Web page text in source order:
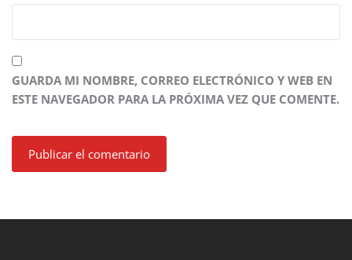
GUARDA MI NOMBRE, CORREO ELECTRÓNICO Y WEB EN
ESTE NAVEGADOR PARA LA PRÓXIMA VEZ QUE COMENTE.